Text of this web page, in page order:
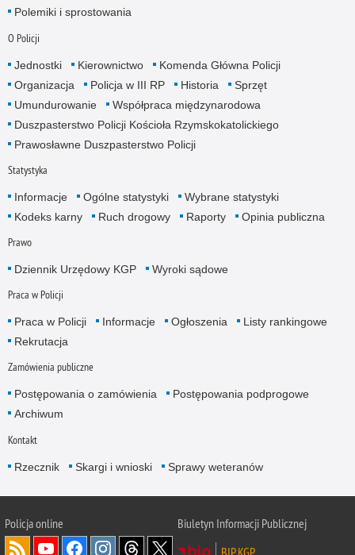
Polemiki i sprostowania
O Policji
Jednostki Kierownictwo
Komenda Główna Policji
Organizacja
Policja w III RP Historia
Sprzęt
Umundurowanie
Współpraca międzynarodowa
Duszpasterstwo Policji Kościoła Rzymskokatolickiego
Prawosławne Duszpasterstwo Policji
Statystyka
Informacje Ogólne statystyki
Wybrane statystyki
Kodeks karny
Ruch drogowy Raporty Opinia publiczna
Prawo
Dziennik Urzędowy KGP Wyroki sądowe
Praca w Policji
Praca w Policji Informacje Ogłoszenia
Listy rankingowe
Rekrutacja
Zamówienia publiczne
Postępowania o zamówienia
Postępowania podprogowe
Archiwum
Kontakt
Rzecznik Skargi i wnioski Sprawy weteranów
Policjaonline
Biuletyn Informacji Publicznej